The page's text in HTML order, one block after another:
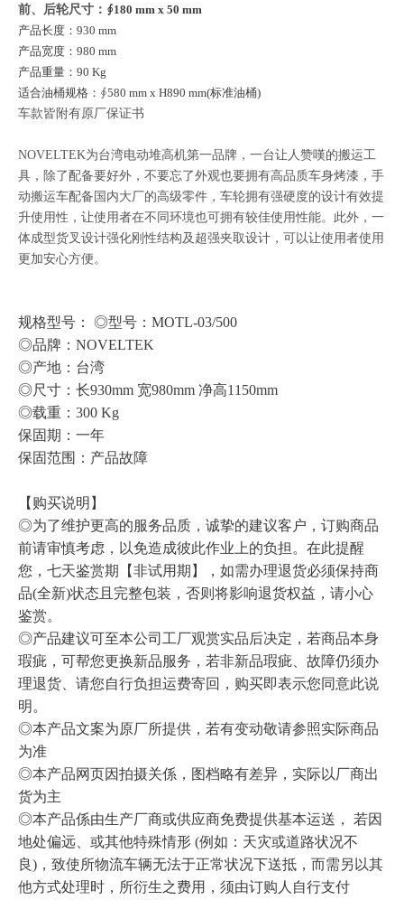
前、后轮尺寸： ∮180 mm x 50 mm
产品长度：930 mm
产品宽度：980 mm
产品重量：90 Kg
适合油桶规格：∮580 mm x H890 mm(标准油桶)
车款皆附有原厂保证书
NOVELTEK为台湾电动堆高机第一品牌，一台让人赞嘆的搬运工
具，除了配备要好外，不要忘了外观也要拥有高品质车身烤漆，手
动搬运车配备国内大厂的高级零件，车轮拥有强硬度的设计有效提
升使用性，让使用者在不同环境也可拥有较佳使用性能。此外，一
体成型货叉设计强化刚性结构及超强夹取设计，可以让使用者使用
更加安心方便。
规格型号： ◎型号：MOTL-03/500
◎品牌：NOVELTEK
◎产地：台湾
◎尺寸：长930mm 宽980mm 净高1150mm
◎载重：300 Kg
保固期：一年
保固范围：产品故障
【购买说明】
◎为了维护更高的服务品质，诚挚的建议客户，订购商品
前请审慎考虑，以免造成彼此作业上的负担。在此提醒
您，七天鉴赏期【非试用期】，如需办理退货必须保持商
品(全新)状态且完整包装，否则将影响退货权益，请小心
鉴赏。
◎产品建议可至本公司工厂观赏实品后决定，若商品本身
瑕疵，可帮您更换新品服务，若非新品瑕疵、故障仍须办
理退货、请您自行负担运费寄回，购买即表示您同意此说
明。
◎本产品文案为原厂所提供，若有变动敬请参照实际商品
为准
◎本产品网页因拍摄关係，图档略有差异，实际以厂商出
货为主
◎本产品係由生产厂商或供应商免费提供基本运送， 若因
地处偏远、或其他特殊情形 (例如：天灾或道路状况不
良)，致使所物流车辆无法于正常状况下送抵，而需另以其
他方式处理时，所衍生之费用，须由订购人自行支付